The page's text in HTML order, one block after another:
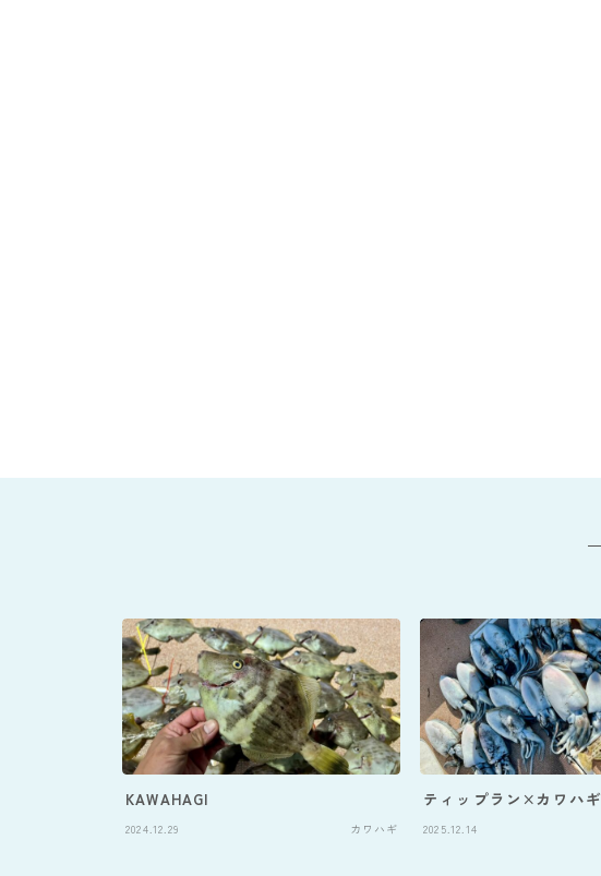
KAWAHAGI
2024.12.29 カワハギ
ティップラン×カワハギ
2025.12.14